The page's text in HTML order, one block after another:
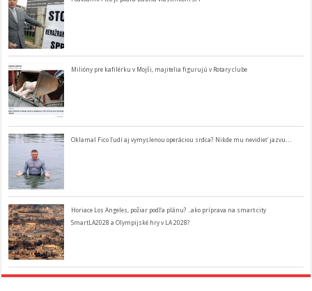
Milióny pre kafilérku v Mojši, majitelia figurujú v Rotary clube
Oklamal Fico ľudí aj vymyslenou operáciou srdca? Nikde mu nevidieť jazvu…
Horiace Los Angeles, požiar podľa plánu? ..ako príprava na smart city
SmartLA2028 a Olympijské hry v LA 2028?